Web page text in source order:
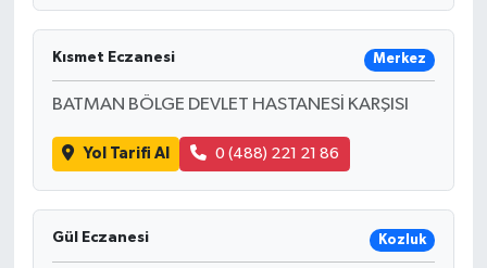
Kısmet Eczanesi Merkez
BATMAN BÖLGE DEVLET HASTANESİ KARŞISI
Yol Tarifi Al 0 (488) 221 21 86
Gül Eczanesi Kozluk